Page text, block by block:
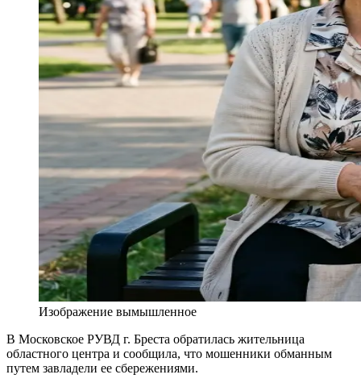
Изображение вымышленное
В Московское РУВД г. Бреста обратилась жительница
областного центра и сообщила, что мошенники обманным
путем завладели ее сбережениями.